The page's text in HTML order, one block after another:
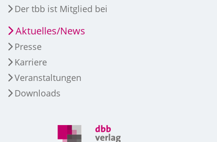
Der tbb ist Mitglied bei
Aktuelles/News
Presse
Karriere
Veranstaltungen
Downloads